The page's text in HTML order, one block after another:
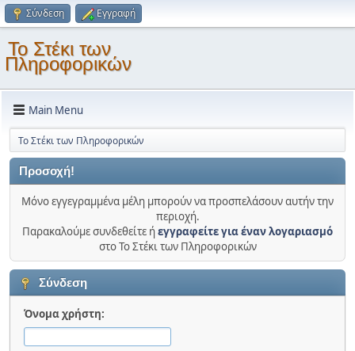
Σύνδεση Εγγραφή
Το Στέκι των
Πληροφορικών
Main Menu
Το Στέκι των Πληροφορικών
Προσοχή!
Μόνο εγγεγραμμένα μέλη μπορούν να προσπελάσουν αυτήν την
περιοχή.
Παρακαλούμε συνδεθείτε ήεγγραφείτε για έναν λογαριασμό
στο Το Στέκι των Πληροφορικών
Σύνδεση
Όνομα χρήστη: